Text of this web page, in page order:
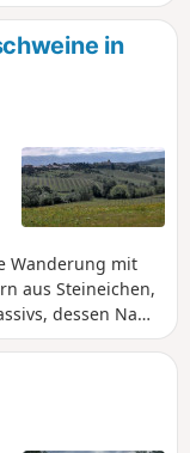
in
Wanderung mit
aus Steineichen,
dessen Name
in Rundbauweise
und